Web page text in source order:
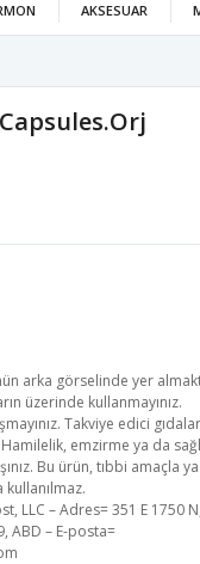
AKSESUAR
arka görselinde yer
üzerinde kullanmayınız.
Takviye edici
emzirme ya da
Bu ürün, tıbbi amaçla
kullanılmaz.
LLC – Adres= 351 E 1750 N,
ABD – E-posta=